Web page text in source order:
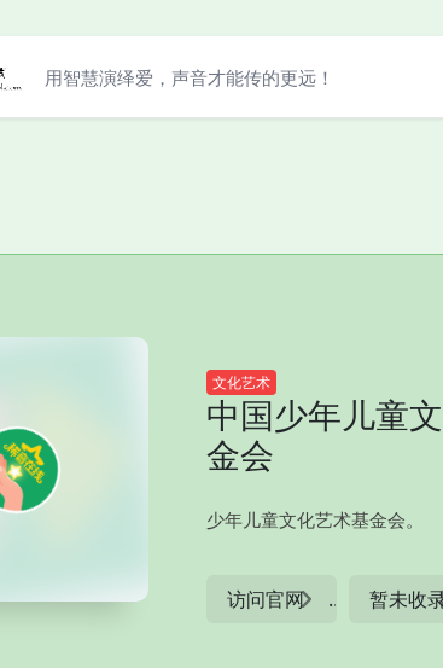
用智慧演绎爱，声音才能传的更远！
文化艺术
中国少年儿童
金会
少年儿童文化艺术基金会。
访问官网 暂未收